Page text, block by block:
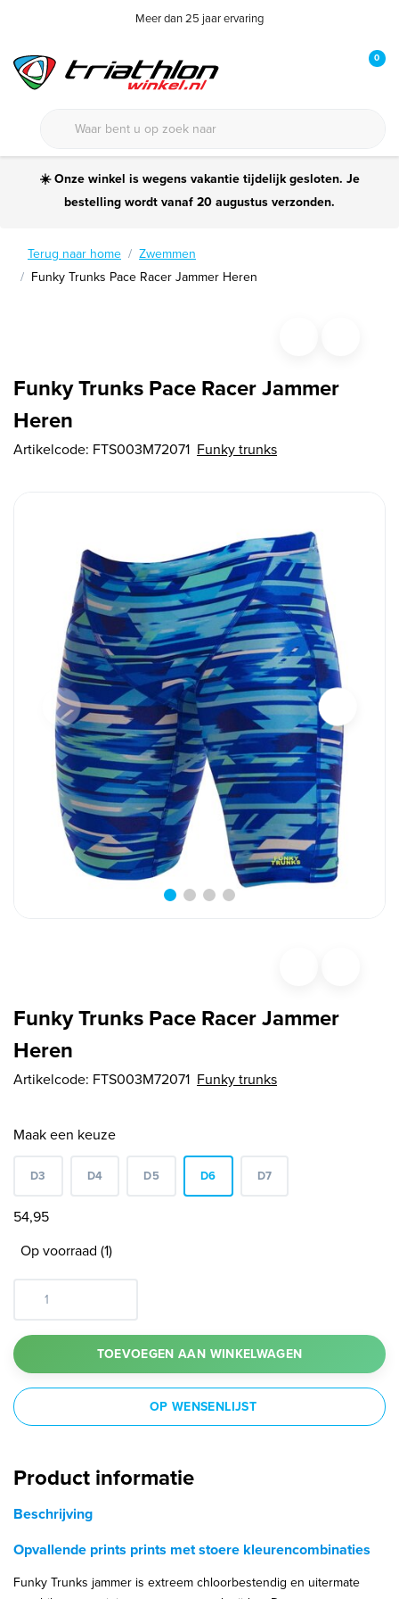
Meer dan 25 jaar ervaring
0
☀️ Onze winkel is wegens vakantie tijdelijk gesloten. Je
bestelling wordt vanaf 20 augustus verzonden.
Terug naar home
Zwemmen
Funky Trunks Pace Racer Jammer Heren
Funky Trunks Pace Racer Jammer
Heren
Artikelcode: FTS003M72071 Funky trunks
Funky Trunks Pace Racer Jammer
Heren
Artikelcode: FTS003M72071 Funky trunks
Maak een keuze
D3 D4 D5 D6 D7
54,95
Op voorraad (1)
TOEVOEGEN AAN WINKELWAGEN
OP WENSENLIJST
Product informatie
Beschrijving
Opvallende prints prints met stoere kleurencombinaties
Funky Trunks jammer is extreem chloorbestendig en uitermate